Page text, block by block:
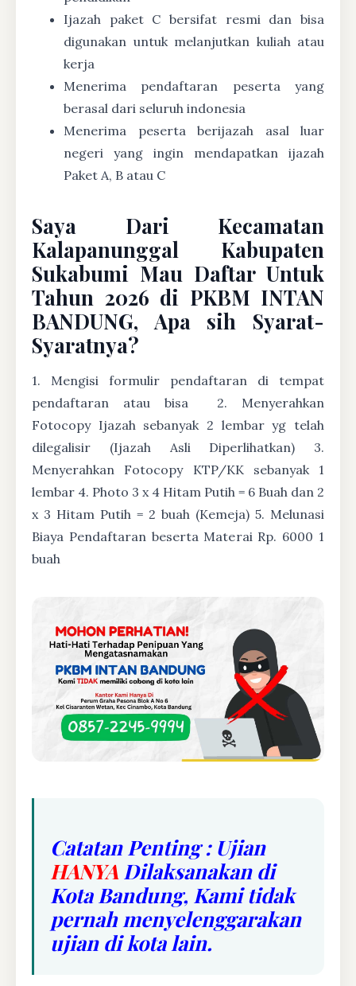
Ijazah paket C bersifat resmi dan bisa
digunakan untuk melanjutkan kuliah atau
kerja
Menerima pendaftaran peserta yang
berasal dari seluruh indonesia
Menerima peserta berijazah asal luar
negeri yang ingin mendapatkan ijazah
Paket A, B atau C
Saya Dari Kecamatan
Kalapanunggal Kabupaten
Sukabumi Mau Daftar Untuk
Tahun 2026 di PKBM INTAN
BANDUNG, Apa sih Syarat-
Syaratnya?
1. Mengisi formulir pendaftaran di tempat
pendaftaran atau bisa
2. Menyerahkan
Fotocopy Ijazah sebanyak 2 lembar yg telah
dilegalisir (Ijazah Asli Diperlihatkan) 3.
Menyerahkan Fotocopy KTP/KK sebanyak 1
lembar 4. Photo 3 x 4 Hitam Putih = 6 Buah dan 2
x 3 Hitam Putih = 2 buah (Kemeja) 5. Melunasi
Biaya Pendaftaran beserta Materai Rp. 6000 1
buah
Catatan Penting : Ujian
HANYA Dilaksanakan di
Kota Bandung, Kami tidak
pernah menyelenggarakan
ujian di kota lain.